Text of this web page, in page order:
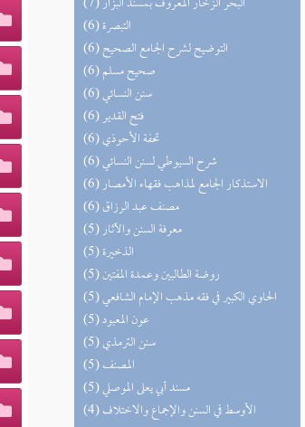
(6) التبصرة
(6) التوضيح لشرح الجامع الصحيح
(6) صحيح مسلم
(6) سنن النسائي
(6) فتح القدير
(6) تحفة الأحوذي
(6) شرح السيوطي لسنن النسائي
(6) الاستذكار الجامع لمذاهب فقهاء الأمصار
(6) مصنف عبد الرزاق
(5) معرفة السنن والآثار
(5) الذخيرة
(5) روضة الطالبين وعمدة المفتين
(5) الحاوي الكبير في فقه مذهب الإمام الشافعي
(5) عون المعبود
(5) سنن الترمذي
(5) المصنف
(5) مسند أبي يعلى الموصلي
(4) الأوسط في السنن والإجماع والاختلاف